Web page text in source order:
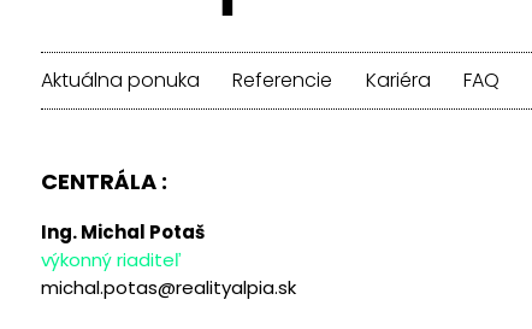
Aktuálna ponuka Referencie Kariéra FAQ
CENTRÁLA :
Ing. Michal Potaš
výkonný riaditeľ
michal.potas@realityalpia.sk